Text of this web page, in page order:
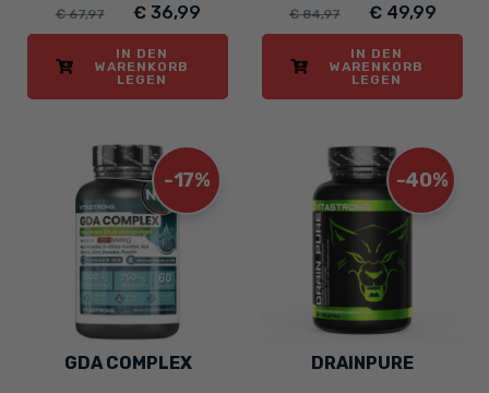
€ 67,97 € 36,99
IN DEN
WARENKORB
LEGEN
€ 84,97 € 49,99
IN DEN
WARENKORB
LEGEN
-17%
GDA COMPLEX
-40%
DRAINPURE